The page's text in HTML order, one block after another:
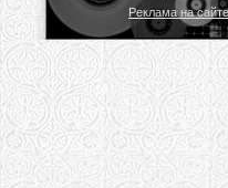
Реклама на сайте